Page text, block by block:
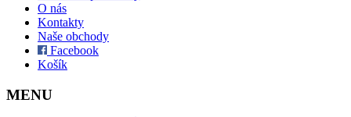
O nás
Kontakty
Naše obchody
Facebook
Košík
MENU